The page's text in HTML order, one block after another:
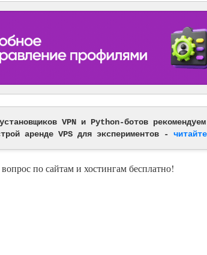
VPN и Python-ботов
аренде VPS для экспериментов -
по сайтам и хостингам бесплатно!